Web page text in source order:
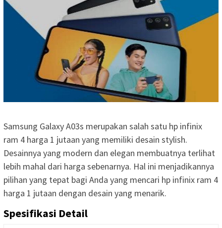
Samsung Galaxy A03s merupakan salah satu hp infinix
ram 4 harga 1 jutaan yang memiliki desain stylish.
Desainnya yang modern dan elegan membuatnya terlihat
lebih mahal dari harga sebenarnya. Hal ini menjadikannya
pilihan yang tepat bagi Anda yang mencari hp infinix ram 4
harga 1 jutaan dengan desain yang menarik.
Spesifikasi Detail